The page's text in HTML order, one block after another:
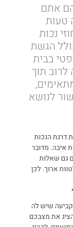
אתם
טעות
נכות
הגשת
בבית
תוך
לנושא
דרגת הנכות
איבה. מדובר
גם שאלות
ארוך. לכן
שיש לה
את מצבכם